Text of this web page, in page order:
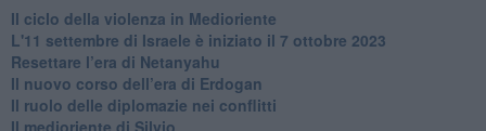
Il ciclo della violenza in Medioriente
L'11 settembre di Israele è iniziato il 7 ottobre 2023
Resettare l’era di Netanyahu
​Il nuovo corso dell’era di Erdogan
Il ruolo delle diplomazie nei conflitti
Il medioriente di Silvio